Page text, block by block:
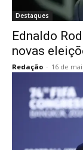
Destaques
Ednaldo
novas
Redação - 16 de